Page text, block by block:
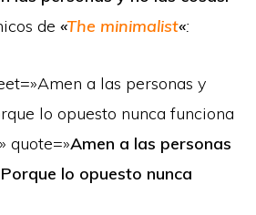
de«The minimalist«:
a las personas y
lo opuesto nunca funciona
quote=»Amen a las personas
lo opuesto nunca